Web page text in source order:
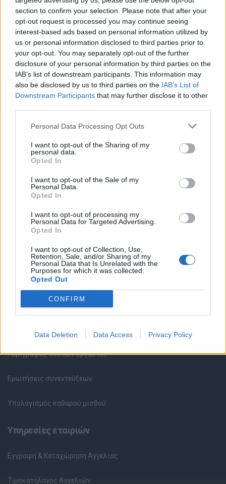
section to confirm your selection. Please note that after your
opt-out request is processed you may continue seeing
interest-based ads based on personal information utilized by
us or personal information disclosed to third parties prior to
your opt-out. You may separately opt-out of the further
disclosure of your personal information by third parties on the
IAB’s list of downstream participants. This information may
also be disclosed by us to third parties on the IAB’s List of
Downstream Participants that may further disclose it to other
Personal Data Processing Opt Outs
I want to opt-out of the Sharing of my
personal data.
Opted In
I want to opt-out of the Sale of my
Personal Data.
Opted In
I want to opt-out of processing my
Personal Data for Targeted Advertising.
Opted In
I want to opt-out of Collection, Use,
Retention, Sale, and/or Sharing of my
Personal Data that Is Unrelated with the
Purposes for which it was collected.
Opted Out
CONFIRM
Data Deletion Data Access Privacy Policy
Θέσεις εργασίας
Όλες οι Θέσεις Εργασίας
Θέσεις Εργασίας ανά Εταιρεία
Κέντρο Βοήθειας
Υπηρεσίες υποψηφίων
Καταχώρηση Online Βιογραφικού
Συμβουλές Καριέρας
Περιγραφές Θέσεων Εργασίας
Ερωτήσεις συνεντεύξεων
Υπολογισμός καθαρού μισθού
Υπηρεσίες εταιριών
Εγγραφή & Καταχώρηση Αγγελίας
Τιμοκατάλογος Αγγελιών